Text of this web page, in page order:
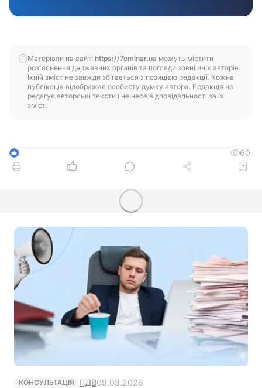
Матеріали на сайті https://7eminar.ua можуть містити
роз'яснення державних органів та погляди зовнішніх авторів.
Їхній зміст не завжди збігається з позицією редакції. Кожна
публікація відображає особисту думку автора. Редакція не
редагує авторські тексти і не несе відповідальності за їх
зміст.
4 60
КОНСУЛЬТАЦІЯ ПДВ09.08.2026